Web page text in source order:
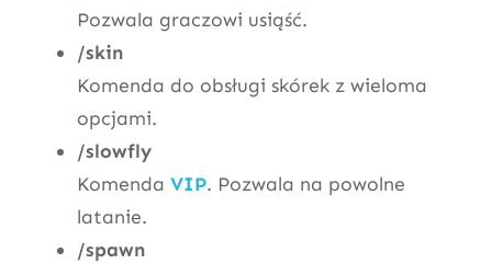
Pozwala graczowi usiąść.
/skin
Komenda do obsługi skórek z wieloma
opcjami.
/slowfly
Komenda VIP. Pozwala na powolne
latanie.
/spawn